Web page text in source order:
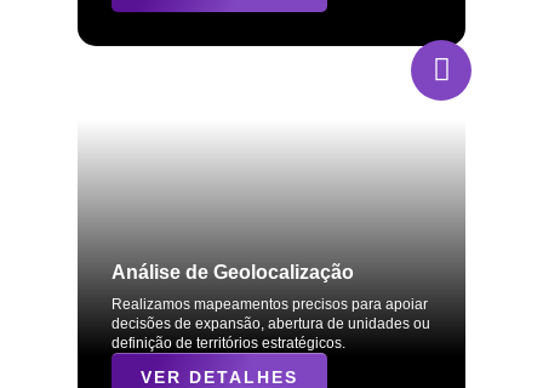
Análise de Geolocalização
Realizamos mapeamentos precisos para apoiar
decisões de expansão, abertura de unidades ou
definição de territórios estratégicos.
VER DETALHES